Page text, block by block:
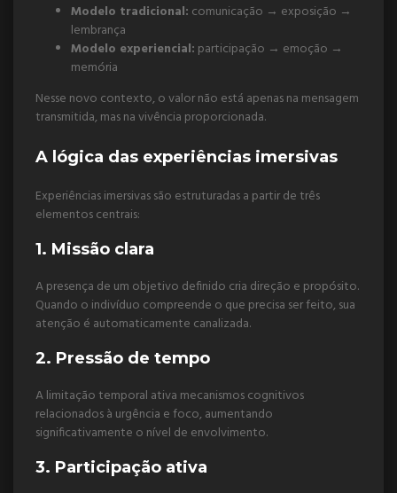
Modelo tradicional: comunicação → exposição →
lembrança
Modelo experiencial: participação → emoção →
memória
Nesse novo contexto, o valor não está apenas na mensagem
transmitida, mas na vivência proporcionada.
A lógica das experiências imersivas
Experiências imersivas são estruturadas a partir de três
elementos centrais:
1. Missão clara
A presença de um objetivo definido cria direção e propósito.
Quando o indivíduo compreende o que precisa ser feito, sua
atenção é automaticamente canalizada.
2. Pressão de tempo
A limitação temporal ativa mecanismos cognitivos
relacionados à urgência e foco, aumentando
significativamente o nível de envolvimento.
3. Participação ativa